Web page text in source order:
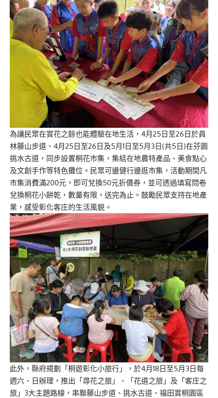
為讓民眾在賞花之餘也能體驗在地生活，4月25日至26日於員
林藤山步道、4月25日至26日及5月1日至5月3日(共5日)在芬園
挑水古道，同步設置桐花市集，集結在地農特產品、美食點心
及文創手作等特色攤位。民眾可邊健行邊逛市集，活動期間凡
市集消費滿200元，即可兌換50元折價券，並可透過填寫問卷
兌換桐花小餅乾，數量有限，送完為止。鼓勵民眾支持在地產
業，感受彰化客庄的生活風貌。
此外，縣府規劃「桐遊彰化小旅行」，於4月18日至5月3日每
週六、日辦理，推出「尋花之旅」、「花道之旅」及「客庄之
旅」3大主題路線，串聯藤山步道、挑水古道、福田賞桐園區